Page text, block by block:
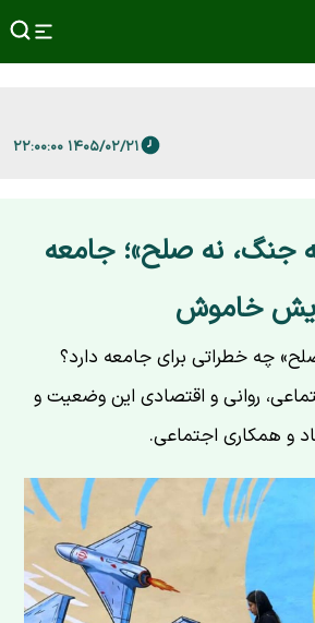
۱۴۰۵/۰۲/۲۱ ۲۲:۰۰:۰۰
جنگ، نه صلح»؛ جامعه
خاموش
چه خطراتی برای جامعه دارد؟
روانی و اقتصادی این وضعیت و
و همکاری اجتماعی.